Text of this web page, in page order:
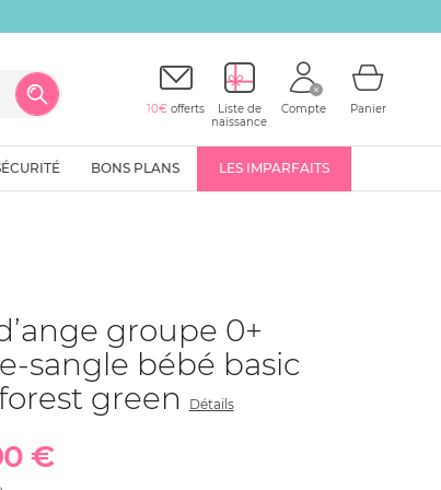
10€ offerts
Liste de
naissance
Compte Panier
BONS PLANS LES IMPARFAITS
groupe 0+
sangle bébé basic
green
Détails
€